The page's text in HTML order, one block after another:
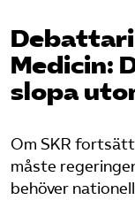
Mina sidor
Bli medlem
Medicin:
slopa
Om SKR
måste
behöver